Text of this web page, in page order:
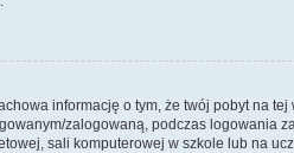
informację o tym, że twój pobyt na
zalogowaną, podczas logowania
sali komputerowej w szkole lub na